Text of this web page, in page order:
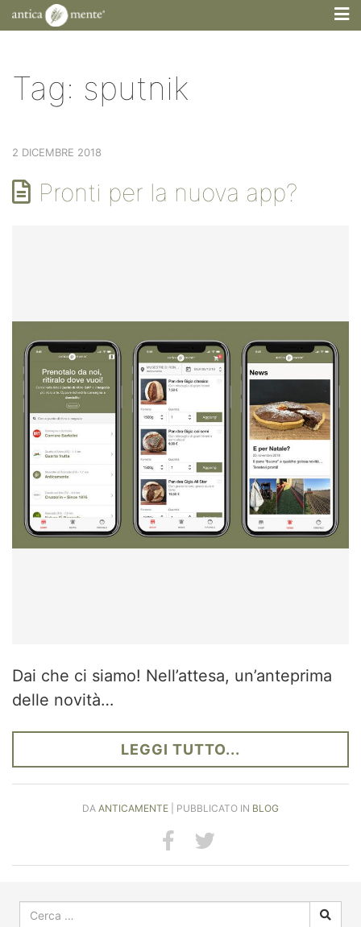
Tag: sputnik
2 DICEMBRE 2018
Pronti per la nuova app?
Dai che ci siamo! Nell’attesa, un’anteprima
delle novità…
LEGGI TUTTO...
DA ANTICAMENTE | PUBBLICATO IN BLOG